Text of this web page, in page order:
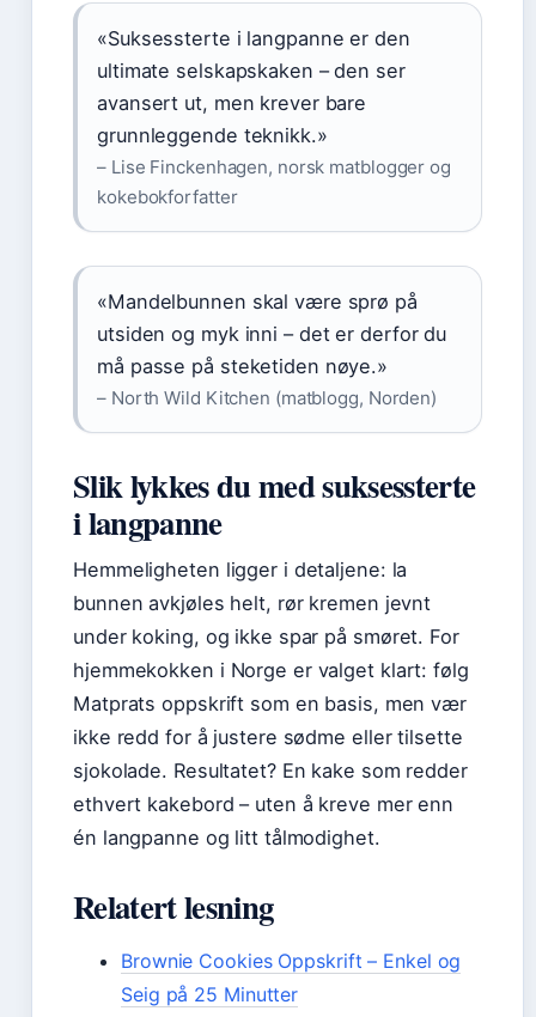
«Suksessterte i langpanne er den
ultimate selskapskaken – den ser
avansert ut, men krever bare
grunnleggende teknikk.»
– Lise Finckenhagen, norsk matblogger og
kokebokforfatter
«Mandelbunnen skal være sprø på
utsiden og myk inni – det er derfor du
må passe på steketiden nøye.»
– North Wild Kitchen (matblogg, Norden)
Slik lykkes du med suksessterte
i langpanne
Hemmeligheten ligger i detaljene: la
bunnen avkjøles helt, rør kremen jevnt
under koking, og ikke spar på smøret. For
hjemmekokken i Norge er valget klart: følg
Matprats oppskrift som en basis, men vær
ikke redd for å justere sødme eller tilsette
sjokolade. Resultatet? En kake som redder
ethvert kakebord – uten å kreve mer enn
én langpanne og litt tålmodighet.
Relatert lesning
Brownie Cookies Oppskrift – Enkel og
Seig på 25 Minutter